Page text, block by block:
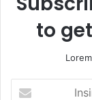
to